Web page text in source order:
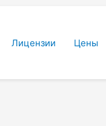
Лицензии Цены